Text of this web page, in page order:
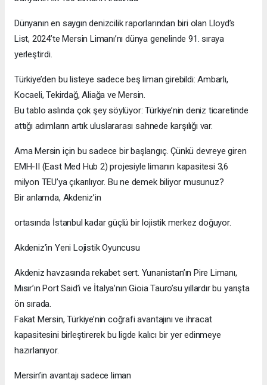
Dünyanın en saygın denizcilik raporlarından biri olan Lloyd’s
List, 2024’te Mersin Limanı’nı dünya genelinde 91. sıraya
yerleştirdi.
Türkiye’den bu listeye sadece beş liman girebildi: Ambarlı,
Kocaeli, Tekirdağ, Aliağa ve Mersin.
Bu tablo aslında çok şey söylüyor: Türkiye’nin deniz ticaretinde
attığı adımların artık uluslararası sahnede karşılığı var.
Ama Mersin için bu sadece bir başlangıç. Çünkü devreye giren
EMH-II (East Med Hub 2) projesiyle limanın kapasitesi 3,6
milyon TEU’ya çıkarılıyor. Bu ne demek biliyor musunuz?
Bir anlamda, Akdeniz’in
ortasında İstanbul kadar güçlü bir lojistik merkez doğuyor.
Akdeniz’in Yeni Lojistik Oyuncusu
Akdeniz havzasında rekabet sert. Yunanistan’ın Pire Limanı,
Mısır’ın Port Said’i ve İtalya’nın Gioia Tauro’su yıllardır bu yarışta
ön sırada.
Fakat Mersin, Türkiye’nin coğrafi avantajını ve ihracat
kapasitesini birleştirerek bu ligde kalıcı bir yer edinmeye
hazırlanıyor.
Mersin’in avantajı sadece liman